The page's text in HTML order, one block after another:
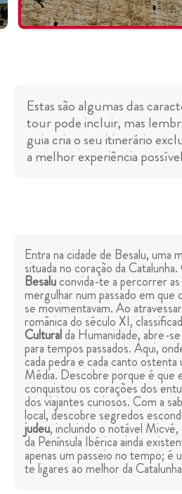
Estas são algumas das
tour pode incluir, mas
guia cria o seu itinerário
a melhor experiência
Entra na cidade de Besalu, uma
situada no coração da
Besaluconvida-te a percorrer
mergulhar num passado em que
se movimentavam. Ao
românica do século XI,
Culturalda Humanidade, abre-
para tempos passados. Aqui,
cada pedra e cada canto ostenta
Média. Descobre porque é que
conquistou os corações dos
dos viajantes curiosos. Com a
local, descobre segredos
judeu, incluindo o notável
da Península Ibérica ainda
apenas um passeio no tempo; é
te ligares ao melhor da